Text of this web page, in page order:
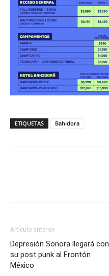
ETIQUETAS Bahidora
Artículo anterior
Depresión Sonora llegará con
su post punk al Frontón
México